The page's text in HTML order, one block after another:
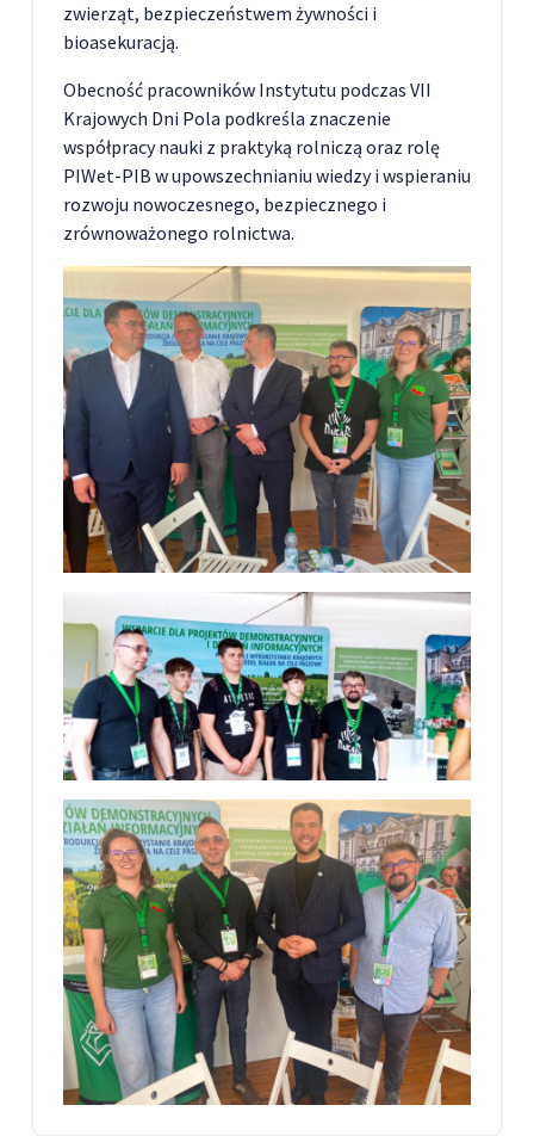
zwierząt, bezpieczeństwem żywności i
bioasekuracją.
Obecność pracowników Instytutu podczas VII
Krajowych Dni Pola podkreśla znaczenie
współpracy nauki z praktyką rolniczą oraz rolę
PIWet-PIB w upowszechnianiu wiedzy i wspieraniu
rozwoju nowoczesnego, bezpiecznego i
zrównoważonego rolnictwa.